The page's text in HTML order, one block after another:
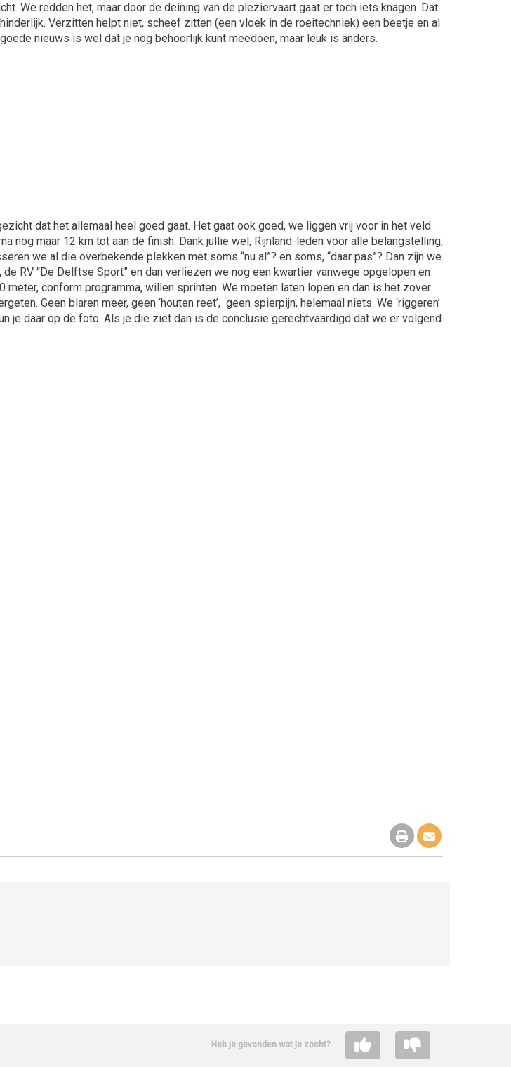
We redden het, maar door de deining van de pleziervaart gaat er toch iets knagen. Dat
Verzitten helpt niet, scheef zitten (een vloek in de roeitechniek) een beetje en al
nieuws is wel dat je nog behoorlijk kunt meedoen, maar leuk is anders.
dat het allemaal heel goed gaat. Het gaat ook goed, we liggen vrij voor in het veld.
nog maar 12 km tot aan de finish. Dank jullie wel, Rijnland-leden voor alle belangstelling,
we al die overbekende plekken met soms “nu al”? en soms, “daar pas”? Dan zijn we
RV “De Delftse Sport” en dan verliezen we nog een kwartier vanwege opgelopen en
conform programma, willen sprinten. We moeten laten lopen en dan is het zover.
Geen blaren meer, geen ‘houten reet’, geen spierpijn, helemaal niets. We ‘riggeren’
je daar op de foto. Als je die ziet dan is de conclusie gerechtvaardigd dat we er volgend
Heb je gevonden wat je zocht?